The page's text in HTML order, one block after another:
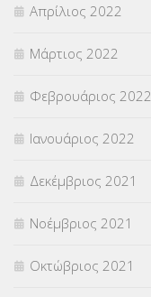
Απρίλιος 2022
Μάρτιος 2022
Φεβρουάριος 2022
Ιανουάριος 2022
Δεκέμβριος 2021
Νοέμβριος 2021
Οκτώβριος 2021